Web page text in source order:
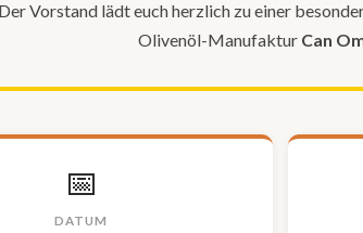
Der Vorstand lädt euch herzlich zu einer
Olivenöl-Manufaktur Can
📅
DATUM